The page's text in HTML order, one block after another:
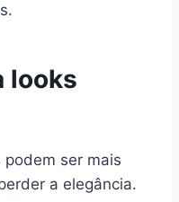
looks
ser mais
a elegância.